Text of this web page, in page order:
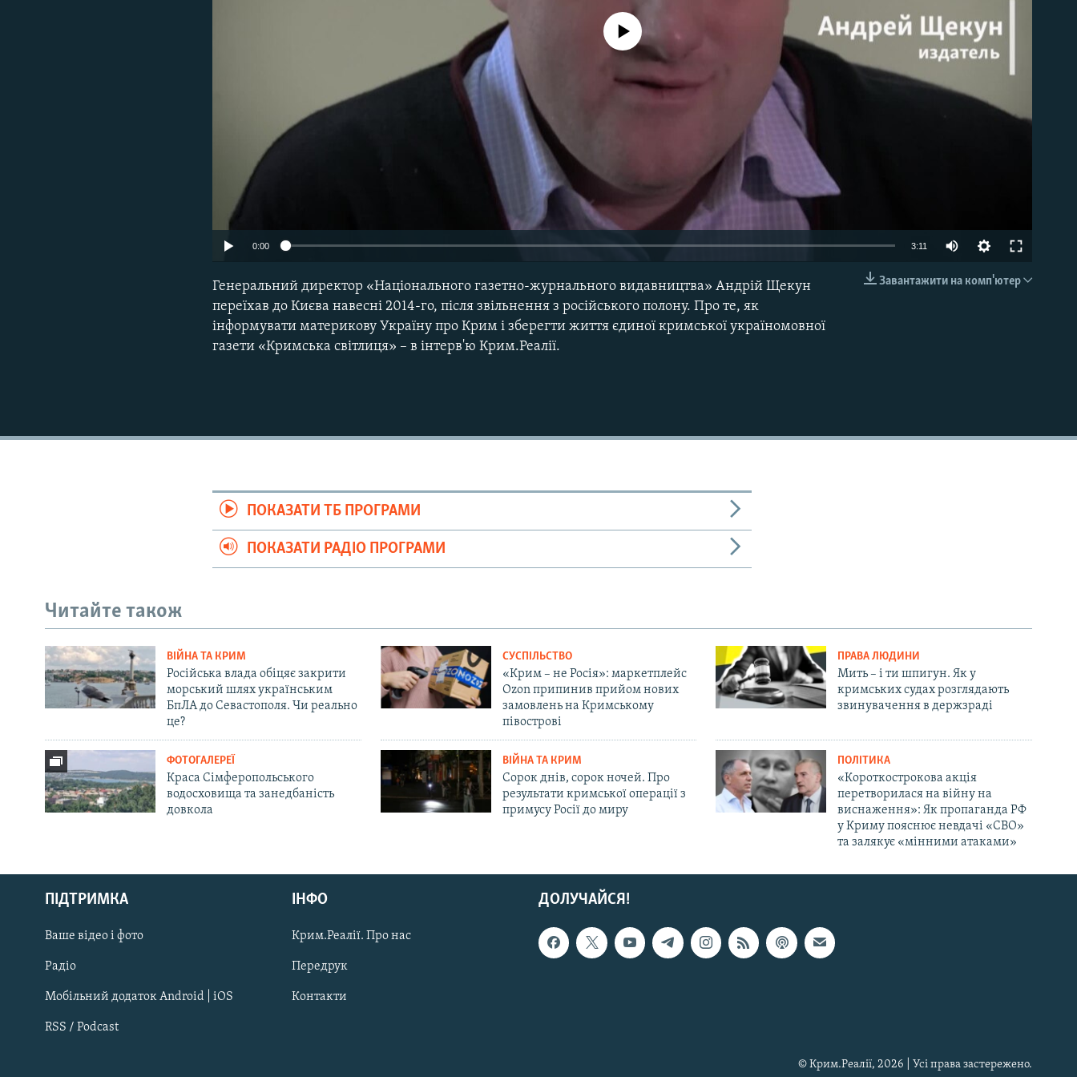
Русский
Qırımtatar
ДОЛУЧАЙСЯ!
No media source currently available
0:00 3:11
Завантажити на комп'ютер
Генеральний директор «Національного газетно-журнального видавництва» Андрій Щекун
переїхав до Києва навесні 2014-го, після звільнення з російського полону. Про те, як
інформувати материкову Україну про Крим і зберегти життя єдиної кримської україномовної
газети «Кримська світлиця» – в інтерв'ю Крим.Реалії.
ПОКАЗАТИ ТБ ПРОГРАМИ
ПОКАЗАТИ РАДІО ПРОГРАМИ
Читайте також
ВІЙНА ТА КРИМ
Російська влада обіцяє закрити
морський шлях українським
БпЛА до Севастополя. Чи реально
це?
СУСПІЛЬСТВО
«Крим – не Росія»: маркетплейс
Ozon припинив прийом нових
замовлень на Кримському
півострові
ПРАВА ЛЮДИНИ
Мить – і ти шпигун. Як у
кримських судах розглядають
звинувачення в держзраді
ФОТОГАЛЕРЕЇ
Краса Сімферопольського
водосховища та занедбаність
довкола
ВІЙНА ТА КРИМ
Сорок днів, сорок ночей. Про
результати кримської операції з
примусу Росії до миру
ПОЛІТИКА
«Короткострокова акція
перетворилася на війну на
виснаження»: Як пропаганда РФ
у Криму пояснює невдачі «СВО»
та залякує «мінними атаками»
ДОЛУЧАЙСЯ!
ПІДТРИМКА
Ваше відео і фото
Радіо
Мобільний додаток Android | iOS
RSS / Podcast
ІНФО
Крим.Реалії. Про нас
Передрук
Контакти
© Крим.Реалії, 2026 | Усі права застережено.